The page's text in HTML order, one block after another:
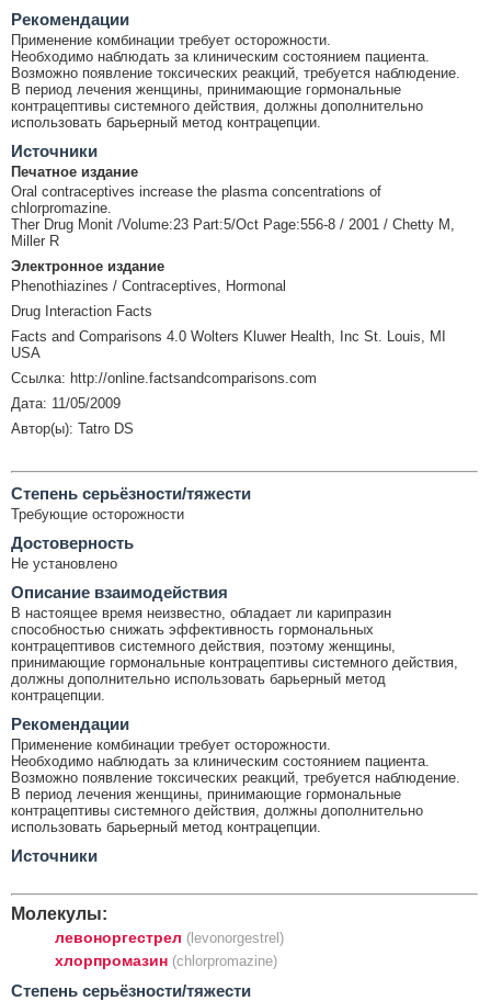
Рекомендации
Применение комбинации требует осторожности.
Необходимо наблюдать за клиническим состоянием пациента.
Возможно появление токсических реакций, требуется наблюдение.
В период лечения женщины, принимающие гормональные
контрацептивы системного действия, должны дополнительно
использовать барьерный метод контрацепции.
Источники
Печатное издание
Oral contraceptives increase the plasma concentrations of
chlorpromazine.
Ther Drug Monit /Volume:23 Part:5/Oct Page:556-8 / 2001 / Chetty M,
Miller R
Электронное издание
Phenothiazines / Contraceptives, Hormonal
Drug Interaction Facts
Facts and Comparisons 4.0 Wolters Kluwer Health, Inc St. Louis, MI
USA
Ссылка: http://online.factsandcomparisons.com
Дата: 11/05/2009
Автор(ы): Tatro DS
Cтепень серьёзности/тяжести
Требующие осторожности
Достоверность
Не установлено
Описание взаимодействия
В настоящее время неизвестно, обладает ли карипразин
способностью снижать эффективность гормональных
контрацептивов системного действия, поэтому женщины,
принимающие гормональные контрацептивы системного действия,
должны дополнительно использовать барьерный метод
контрацепции.
Рекомендации
Применение комбинации требует осторожности.
Необходимо наблюдать за клиническим состоянием пациента.
Возможно появление токсических реакций, требуется наблюдение.
В период лечения женщины, принимающие гормональные
контрацептивы системного действия, должны дополнительно
использовать барьерный метод контрацепции.
Источники
Молекулы:
левоноргестрел (levonorgestrel)
хлорпромазин (chlorpromazine)
Cтепень серьёзности/тяжести